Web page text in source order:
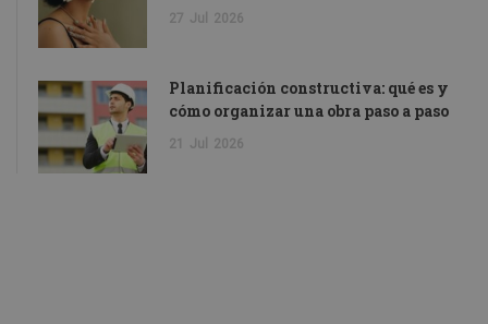
27 Jul 2026
Planificación constructiva: qué es y
cómo organizar una obra paso a paso
21 Jul 2026